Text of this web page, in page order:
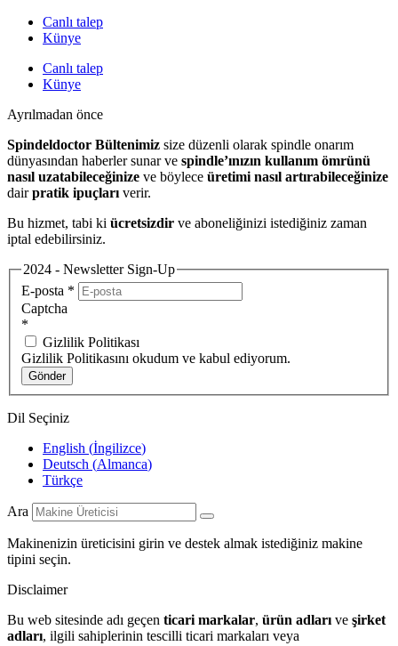
Canlı talep
Künye
Canlı talep
Künye
Ayrılmadan önce
Spindeldoctor Bültenimiz size düzenli olarak spindle onarım
dünyasından haberler sunar ve spindle’ınızın kullanım ömrünü
nasıl uzatabileceğinize ve böylece üretimi nasıl artırabileceğinize
dairpratik ipuçları verir.
Bu hizmet, tabi ki ücretsizdir ve aboneliğinizi istediğiniz zaman
iptal edebilirsiniz.
2024 - Newsletter Sign-Up
E-posta *
Captcha
*
Gizlilik Politikası
Gizlilik Politikasını okudum ve kabul ediyorum.
Gönder
Dil Seçiniz
English (İngilizce)
Deutsch (Almanca)
Türkçe
Ara
Makinenizin üreticisini girin ve destek almak istediğiniz makine
tipini seçin.
Disclaimer
Bu web sitesinde adı geçen ticari markalar, ürün adlarıve şirket
adları, ilgili sahiplerinin tescilli ticari markaları veya